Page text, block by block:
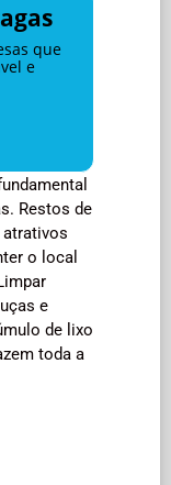
que
e
Restos de
o local
e
de lixo
toda a